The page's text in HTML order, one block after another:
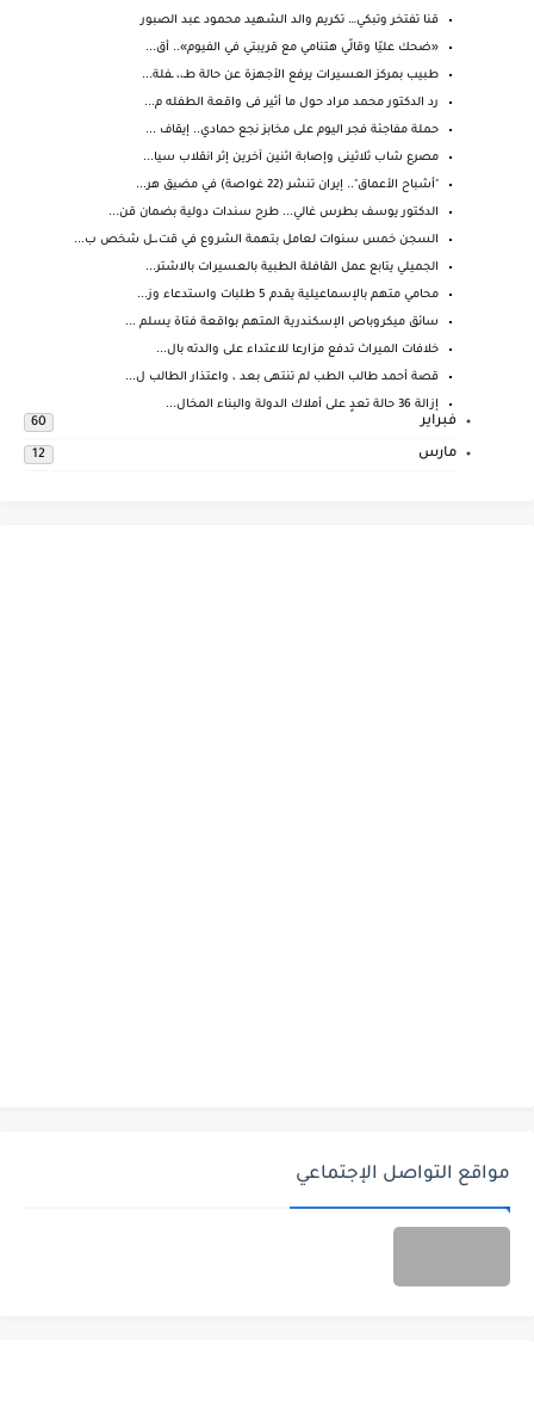
قنا تفتخر وتبكي… تكريم والد الشهيد محمود عبد الصبور
«ضحك عليّا وقالّي هتنامي مع قريبتي في الفيوم».. أق...
طبيب بمركز العسيرات يرفع الأجهزة عن حالة طـ،، ـفلة...
رد الدكتور محمد مراد حول ما أثير فى واقعة الطفله م...
حملة مفاجئة فجر اليوم على مخابز نجع حمادي.. إيقاف ...
مصرع شاب ثلاثينى وإصابة اثنين آخرين إثر انقلاب سيا...
"أشباح الأعماق".. إيران تنشر (22 غواصة) في مضيق هر...
الدكتور يوسف بطرس غالي... طرح سندات دولية بضمان قن...
السجن خمس سنوات لعامل بتهمة الشروع في قت،ــل شخص ب...
الجميلي يتابع عمل القافلة الطبية بالعسيرات بالاشتر...
محامي متهم بالإسماعيلية يقدم 5 طلبات واستدعاء وز...
سائق ميكروباص الإسكندرية المتهم بواقعة فتاة يسلم ...
خلافات الميراث تدفع مزارعا للاعتداء على والدته بال...
قصة أحمد طالب الطب لم تنتهى بعد ، واعتذار الطالب ل...
إزالة 36 حالة تعدٍ على أملاك الدولة والبناء المخال...
فبراير 60
مارس 12
مواقع التواصل الإجتماعي